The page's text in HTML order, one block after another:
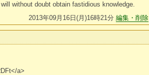
without doubt obtain fastidious knowledge.
2013年09月16日(月)16時21分 編集・削除
a>